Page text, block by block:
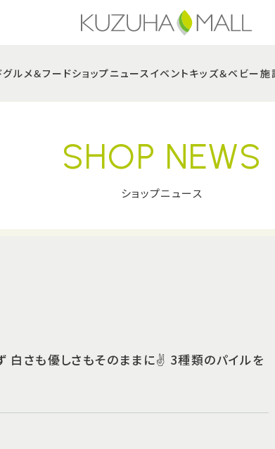
グルメ＆フードショップニュース イベントキッズ＆ベビー施
SHOP NEWS
ショップニュース
白さも優しさもそのままに✌️ 3種類のパイルを